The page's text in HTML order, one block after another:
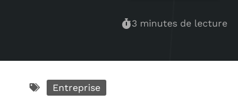
3 minutes de lecture
Entreprise